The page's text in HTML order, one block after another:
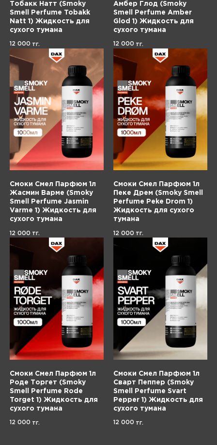
Тобакк Натт (Smoky
Smell Perfume Tobakk
Natt 1) Жидкость для
сухого тумана
12 000 тг.
Амбер Глод (Smoky
Smell Perfume Amber
Glod 1) Жидкость для
сухого тумана
12 000 тг.
Смоки Смел Парфюм 1л
Жасмин Варме (Smoky
Smell Perfume Jasmin
Varme 1) Жидкость для
сухого тумана
12 000 тг.
Смоки Смел Парфюм 1л
Пеке Дрем (Smoky Smell
Perfume Peke Drom 1)
Жидкость для сухого
тумана
12 000 тг.
Смоки Смел Парфюм 1л
Роде Торгет (Smoky
Smell Perfume Rode
Torget 1) Жидкость для
сухого тумана
12 000 тг.
Смоки Смел Парфюм 1л
Сварт Пеппер (Smoky
Smell Perfume Svart
Pepper 1) Жидкость для
сухого тумана
12 000 тг.